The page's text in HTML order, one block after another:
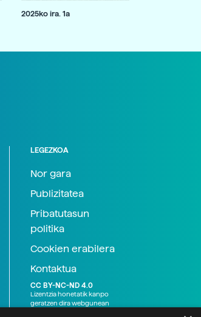
2025ko ira. 1a
LEGEZKOA
Nor gara
Publizitatea
Pribatutasun
politika
Cookien erabilera
Kontaktua
CC BY-NC-ND 4.0
Lizentzia honetatik kanpo
geratzen dira webgunean